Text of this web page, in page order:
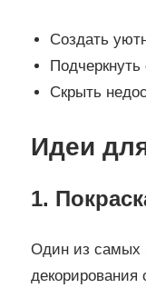
Создать
Скрыть
Идеи
1.
Один из самых
декорирования